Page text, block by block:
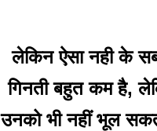
लेकिन ऐसा नही के
गिनती बहुत कम है,
उनको भी नहीं भूल